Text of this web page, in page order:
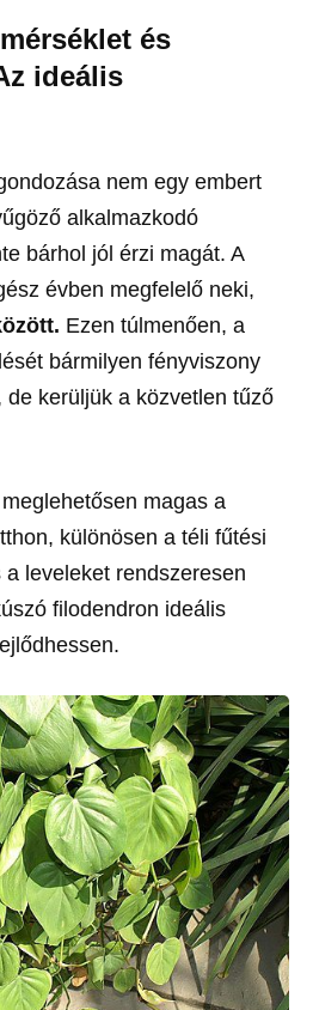
és
ideális
nem egy embert
alkalmazkodó
bárhol jól érzi magát. A
évben megfelelő neki,
Ezen túlmenően, a
bármilyen fényviszony
kerüljük a közvetlen tűző
magas a
különösen a téli fűtési
leveleket rendszeresen
filodendron ideális